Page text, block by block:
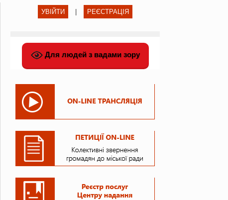
УВІЙТИ РЕЄСТРАЦІЯ
Для людей з вадами зору